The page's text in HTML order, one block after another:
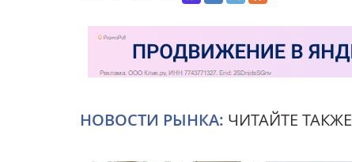
НОВОСТИ РЫНКА: ЧИТАЙТЕ ТАКЖЕ